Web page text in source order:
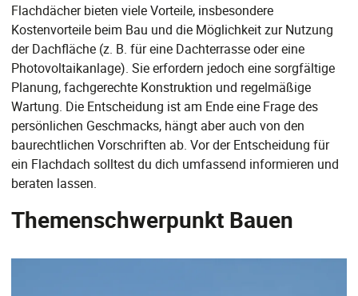
Flachdächer bieten viele Vorteile, insbesondere
Kostenvorteile beim Bau und die Möglichkeit zur Nutzung
der Dachfläche (z. B. für eine Dachterrasse oder eine
Photovoltaikanlage). Sie erfordern jedoch eine sorgfältige
Planung, fachgerechte Konstruktion und regelmäßige
Wartung. Die Entscheidung ist am Ende eine Frage des
persönlichen Geschmacks, hängt aber auch von den
baurechtlichen Vorschriften ab. Vor der Entscheidung für
ein Flachdach solltest du dich umfassend informieren und
beraten lassen.
Themenschwerpunkt Bauen